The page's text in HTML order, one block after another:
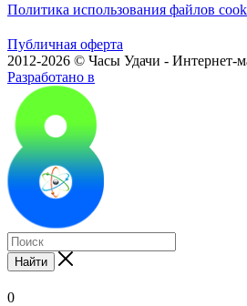
Политика использования файлов
Публичная оферта
2012-2026 © Часы Удачи - Интернет-
Разработано в
Найти
0